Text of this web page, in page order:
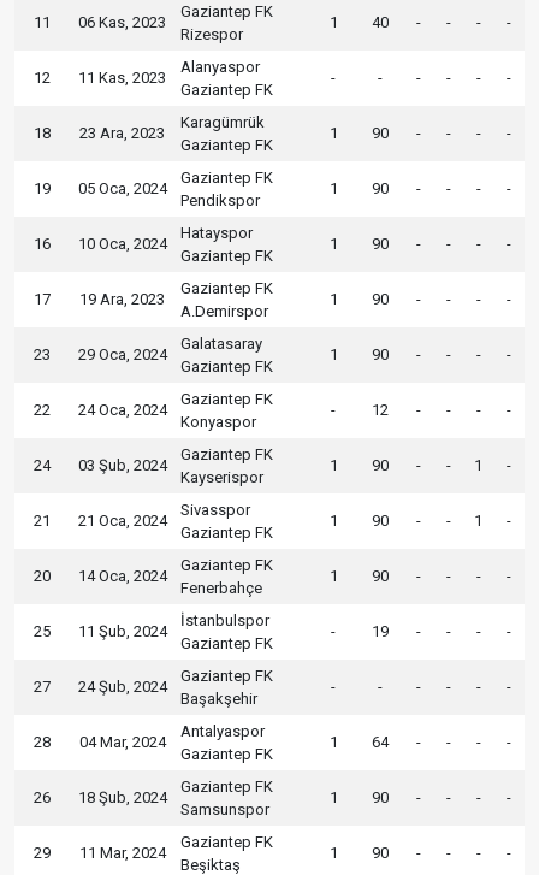
11 06 Kas, 2023
Gaziantep FK
Rizespor
1 40 - - - -
12 11 Kas, 2023
Alanyaspor
Gaziantep FK
- - - - - -
18 23 Ara, 2023
Karagümrük
Gaziantep FK
1 90 - - - -
19 05 Oca, 2024
Gaziantep FK
Pendikspor
1 90 - - - -
16 10 Oca, 2024
Hatayspor
Gaziantep FK
1 90 - - - -
17 19 Ara, 2023
Gaziantep FK
A.Demirspor
1 90 - - - -
23 29 Oca, 2024
Galatasaray
Gaziantep FK
1 90 - - - -
22 24 Oca, 2024
Gaziantep FK
Konyaspor
- 12 - - - -
24 03 Şub, 2024
Gaziantep FK
Kayserispor
1 90 - - 1 -
21 21 Oca, 2024
Sivasspor
Gaziantep FK
1 90 - - 1 -
20 14 Oca, 2024
Gaziantep FK
Fenerbahçe
1 90 - - - -
25 11 Şub, 2024
İstanbulspor
Gaziantep FK
- 19 - - - -
27 24 Şub, 2024
Gaziantep FK
Başakşehir
- - - - - -
28 04 Mar, 2024
Antalyaspor
Gaziantep FK
1 64 - - - -
26 18 Şub, 2024
Gaziantep FK
Samsunspor
1 90 - - - -
29 11 Mar, 2024
Gaziantep FK
Beşiktaş
1 90 - - - -